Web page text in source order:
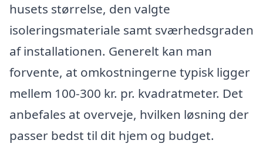
husets størrelse, den valgte
isoleringsmateriale samt sværhedsgraden
af installationen. Generelt kan man
forvente, at omkostningerne typisk ligger
mellem 100-300 kr. pr. kvadratmeter. Det
anbefales at overveje, hvilken løsning der
passer bedst til dit hjem og budget.